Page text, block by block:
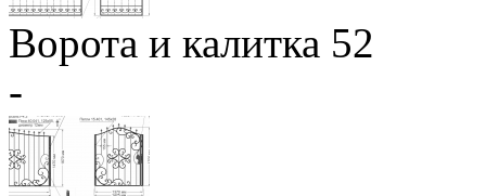
Ворота и калитка 52
-